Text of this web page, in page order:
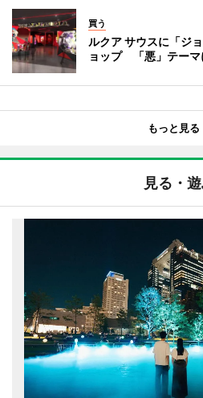
買う
ルクア サウスに「ジ
ョップ 「悪」テーマ
もっと見る
見る・